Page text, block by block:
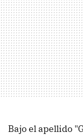
Bajo el apellido